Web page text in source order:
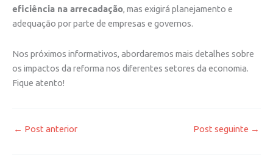
eficiência na arrecadação, mas exigirá planejamento e
adequação por parte de empresas e governos.
Nos próximos informativos, abordaremos mais detalhes sobre
os impactos da reforma nos diferentes setores da economia.
Fique atento!
← Post anterior Post seguinte →